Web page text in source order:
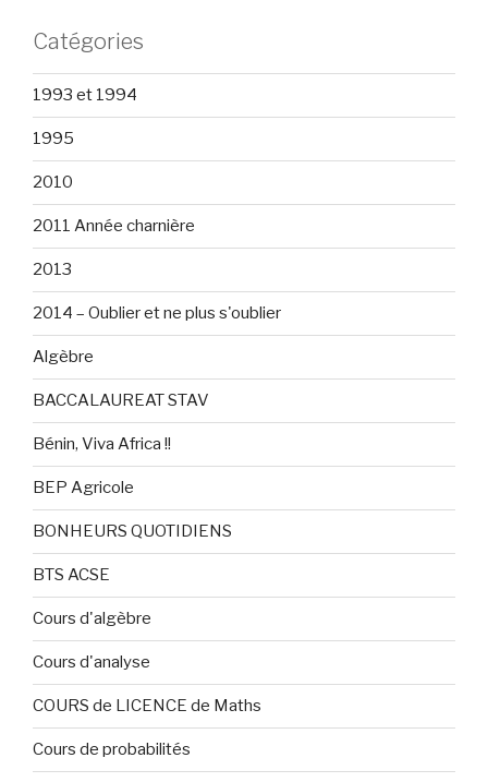
Catégories
1993 et 1994
1995
2010
2011 Année charnière
2013
2014 – Oublier et ne plus s'oublier
Algèbre
BACCALAUREAT STAV
Bénin, Viva Africa !!
BEP Agricole
BONHEURS QUOTIDIENS
BTS ACSE
Cours d'algèbre
Cours d'analyse
COURS de LICENCE de Maths
Cours de probabilités